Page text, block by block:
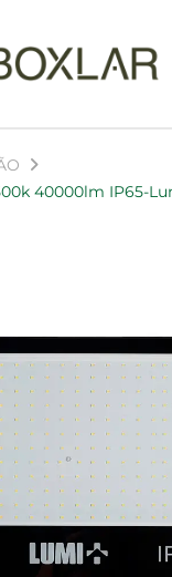
40000lm IP65-